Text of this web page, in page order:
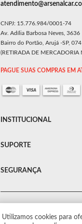
Utilizamos cookies para
CNPJ: 15.776.984/0001-74
Av. Adília Barbosa Neves, 3636
Bairro do Portão, Arujá -SP,
(RETIRADA DE MERCADORIA
PAGUE SUAS COMPRAS EM
INSTITUCIONAL
SUPORTE
SEGURANÇA